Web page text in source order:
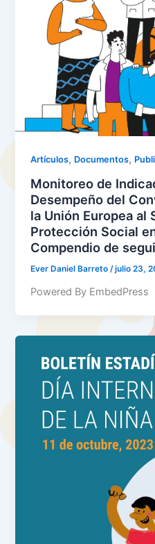
Artículos, Documentos,
Monitoreo de
Desempeño del
la Unión Europea al
Protección Social
Compendio de
Ever Daniel Barreto/julio 23,
Powered By EmbedPress